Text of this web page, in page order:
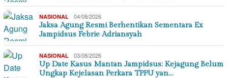
NASIONAL 04/08/2026
Jaksa Agung Resmi Berhentikan Sementara Ex
Jampidsus Febrie Adriansyah
NASIONAL 03/08/2026
Up Date Kasus Mantan Jampidsus: Kejagung Belum
Ungkap Kejelasan Perkara TPPU yan…